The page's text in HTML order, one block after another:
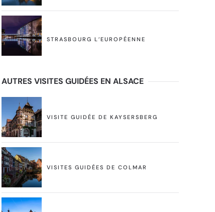
STRASBOURG L’EUROPÉENNE
AUTRES VISITES GUIDÉES EN ALSACE
VISITE GUIDÉE DE KAYSERSBERG
VISITES GUIDÉES DE COLMAR